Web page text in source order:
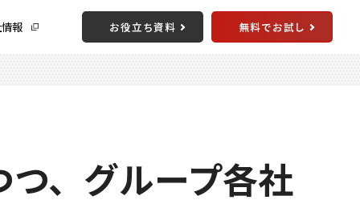
報 お役立ち資料 無料でお試し
、グループ各社